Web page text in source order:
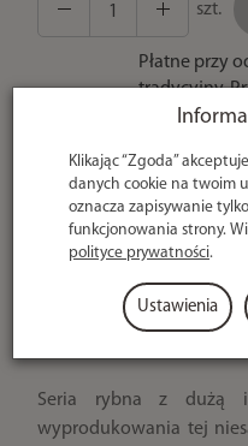
szt.
Płatne przy
tradycyjny,
Bank,
odroczone,
- po
Seria rybna z dużą
wyprodukowania tej
Klikając “Zgoda”
danych cookie na twoim
oznacza zapisywanie
funkcjonowania strony.
polityce prywatności.
Ustawienia